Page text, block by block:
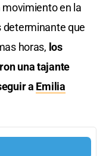
movimiento en la
determinante que
horas, los
una tajante
a Emilia